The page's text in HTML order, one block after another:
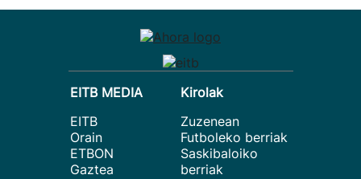
EITB MEDIA
EITB
Orain
ETBON
Gaztea
Kirolak
Zuzenean
Futboleko berriak
Saskibaloiko
berriak